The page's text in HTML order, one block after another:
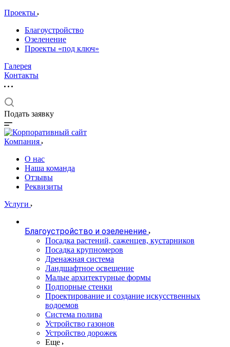
Проекты
Благоустройство
Озеленение
Проекты «под ключ»
Галерея
Контакты
Подать заявку
Компания
О нас
Наша команда
Отзывы
Реквизиты
Услуги
Благоустройство и озеленение
Посадка растений, саженцев, кустарников
Посадка крупномеров
Дренажная система
Ландшафтное освещение
Малые архитектурные формы
Подпорные стенки
Проектирование и создание искусственных
водоемов
Система полива
Устройство газонов
Устройство дорожек
Еще